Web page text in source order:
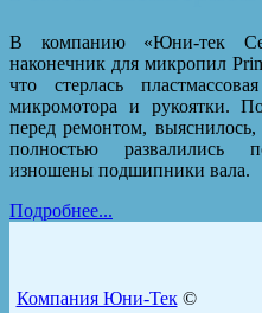
В компанию «Юни-тек
наконечник для микропил
что стерлась
микромотора и рукоятки.
перед ремонтом,
полностью развалились
изношены подшипники вала.
Подробнее...
Компания Юни-Тек©